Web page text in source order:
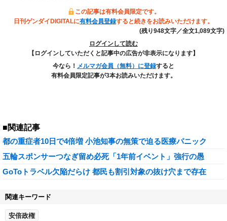
この記事は有料会員限定です。
日刊ゲンダイDIGITALに有料会員登録すると続きをお読みいただけます。
(残り948文字／全文1,089文字)
ログインして読む
【ログインしていただくと記事中の広告が非表示になります】
今なら！ メルマガ会員（無料）に登録すると
有料会員限定記事が3本お読みいただけます。
■関連記事
都の重症者10日で4倍増 小池知事の無策で迫る医療パニック
五輪スポンサーつなぎ留め必死「1年前イベント」強行の愚
GoToトラベル欠陥だらけ 都民も割引対象の抜け穴まで存在
関連キーワード
安倍政権